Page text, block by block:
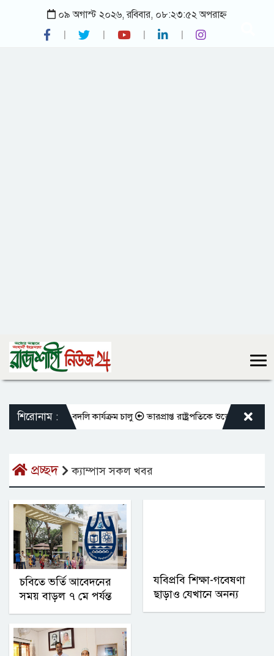
০৯ অগাস্ট ২০২৬, রবিবার, ০৮:২৩:৫২ অপরাহ্ন
শিরোনাম :
শিক্ষকদের বদলি কার্যক্রম চালু ভারপ্রাপ্ত রাষ্ট্রপতিকে শুভেচ্ছা জানালেন
প্রচ্ছদ ক্যাম্পাস সকল খবর
চবিতে ভর্তি আবেদনের
সময় বাড়ল ৭ মে পর্যন্ত
যবিপ্রবি শিক্ষা-গবেষণা
ছাড়াও যেখানে অনন্য